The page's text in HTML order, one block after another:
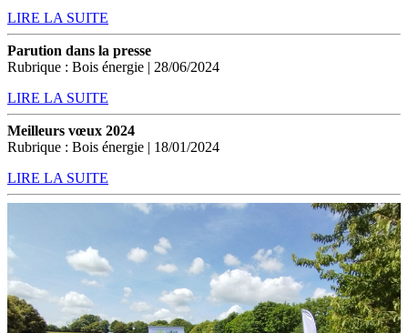
LIRE LA SUITE
Parution dans la presse
Rubrique : Bois énergie | 28/06/2024
LIRE LA SUITE
Meilleurs vœux 2024
Rubrique : Bois énergie | 18/01/2024
LIRE LA SUITE